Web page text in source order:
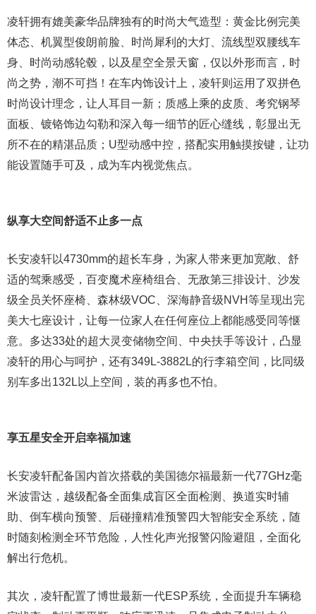
凌轩拥有媲美豪华品牌独有的时尚大气造型：黄金比例完美
体态、机翼型俊朗前脸、时尚犀利的大灯、流线型双腰线车
身、时尚动感轮毂，以及星空全景天窗，仅以外形而言，时
尚之势，潮不可挡！在车内饰设计上，凌轩则运用了双拼色
时尚设计理念，让人耳目一新；质感上乘的皮质、考究钢琴
面板、镀铬饰边勾勒和深入每一细节的匠心缝线，彰显出无
所不在的精湛品质；U型动感中控，搭配实用触摸按键，让功
能设置随手可及，成为车内视觉焦点。
纵享大空间舒适不止多一点
长安凌轩以4730mm的超长车身，为家人带来更加宽敞、舒
适的驾乘感受，百变魔术座椅组合、无敌第三排设计、沙发
级全员关怀座椅、森林级VOC、深海静音级NVH等呈现出完
美大七座设计，让每一位家人在任何座位上都能感受同等惬
意。多达33处的超大灵变储物空间、中央扶手等设计，凸显
凌轩的用心与呵护，还有349L-3882L的行李箱空间，比同级
别车多出132L以上空间，装的再多也不怕。
享五星安全开启幸福加速
长安凌轩配备国内首次搭载的美国德尔福最新一代77GHz毫
米波雷达，越级配备全面集成盲区全面检测、换道实时辅
助、倒车横向预警、后碰撞精准预警四大智能安全系统，随
时随刻检测全环节危险，人性化声光报警闪险避阻，全面化
解出行危机。
其次，凌轩配置了博世最新一代ESP系统，全面提升车辆稳